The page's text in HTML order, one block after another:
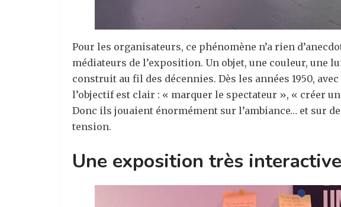
Pour les organisateurs, ce phénomène n’a rien
médiateurs de l’exposition. Un objet, une couleur, une
construit au fil des décennies. Dès les années 1950,
l’objectif est clair : « marquer le spectateur », « créer
Donc ils jouaient énormément sur l’ambiance… et sur
tension.
Une exposition très interactive